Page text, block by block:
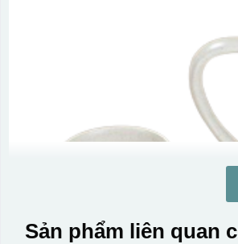
Sản phẩm liên quan